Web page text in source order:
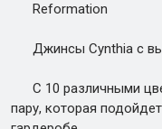
Reformation
Джинсы Cynthia с
С 10 различными
пару, которая